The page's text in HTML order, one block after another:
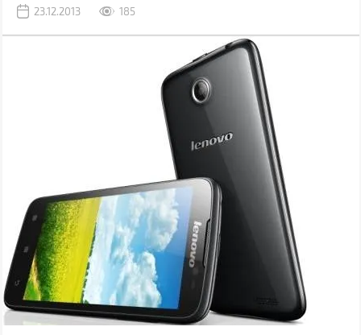
23.12.2013 185